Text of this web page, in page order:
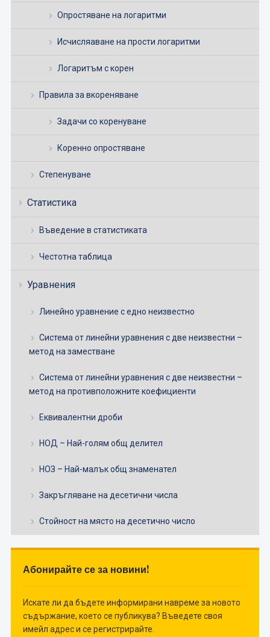
Опростяване на логаритми
Исчисляаване на прости логаритми
Логаритъм с корен
Правила за вкореняване
Задачи со коренуване
Коренно опростяване
Степенуване
Статистика
Въведение в статистиката
Честотна таблица
Уравнения
Линейно уравнение с едно неизвестно
Система от линейни уравнения с две неизвестни –
метод на заместване
Система от линейни уравнения с две неизвестни –
метод на противположните коефициенти
Еквивалентни дроби
НОД – Най-голям общ делител
НОЗ – Най-малък общ знаменател
Закръгляване на десетични числа
Стойност на място на десетично число
Абонирайте се за новини!
Искате ли да бъдете информирани навреме за новото
съдържание, което се публикува? Въведете своя
имейл адрес и се регистрирайте.